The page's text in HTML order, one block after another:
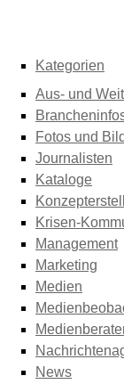
Kategorien
Aus- und
Fotos und
Journalisten
Kataloge
Krisen-
Management
Marketing
Medien
News